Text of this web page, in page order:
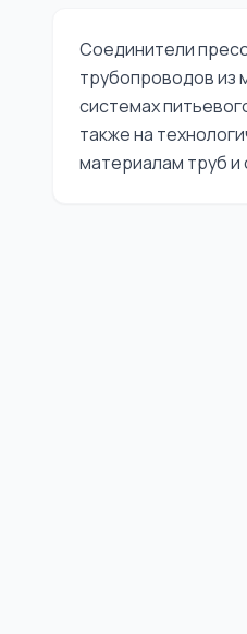
Соединители
трубопроводов из
системах
также на
материалам труб и